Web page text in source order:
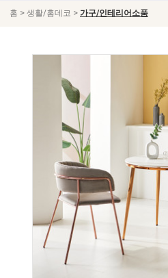
홈 > 생활/홈데코 > 가구/인테리어소품